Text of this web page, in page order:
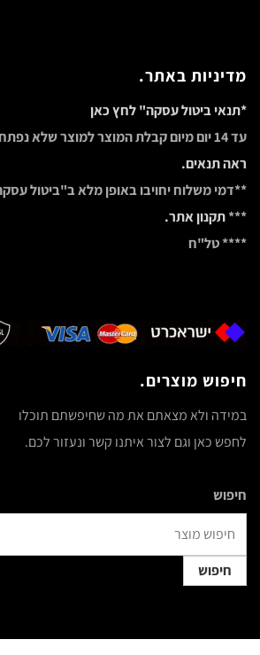
מדיניות באתר.
*תנאי ביטול עסקה" לחץ כאן
עד 14 יום מיום קבלת המוצר למוצר שלא נפתח מאריזתו המקורית
ראה תנאים.
**דמי משלוח יחויבו באופן מלא ב"ביטול
***תקנון אתר.
**** טל"ח
חיפוש מוצרים.
במידה ולא מצאתם את מה שחיפשתם תוכלו
לחפש כאן וגם לצור איתנו קשר ונעזור לכם.
חיפוש
חיפוש